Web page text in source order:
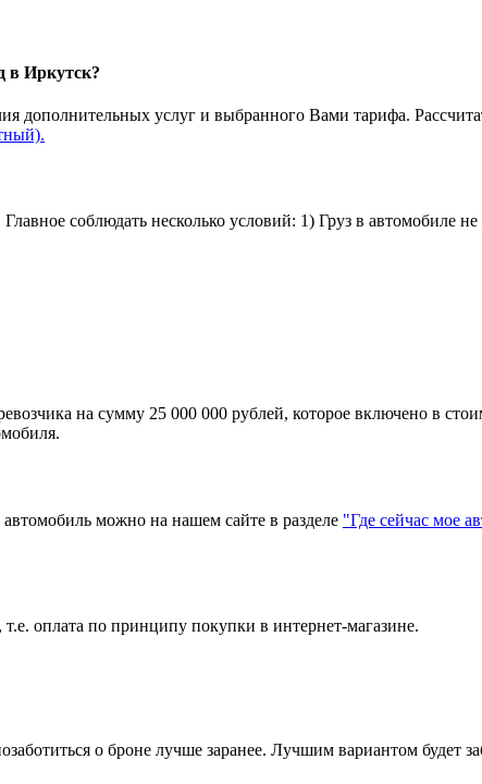
в Иркутск?
дополнительных услуг и выбранного Вами тарифа.
соблюдать несколько условий: 1) Груз в автомобиле
на сумму 25 000 000 рублей, которое включено в
можно на нашем сайте в разделе "Где сейчас мое
оплата по принципу покупки в интернет-магазине.
о броне лучше заранее. Лучшим вариантом будет